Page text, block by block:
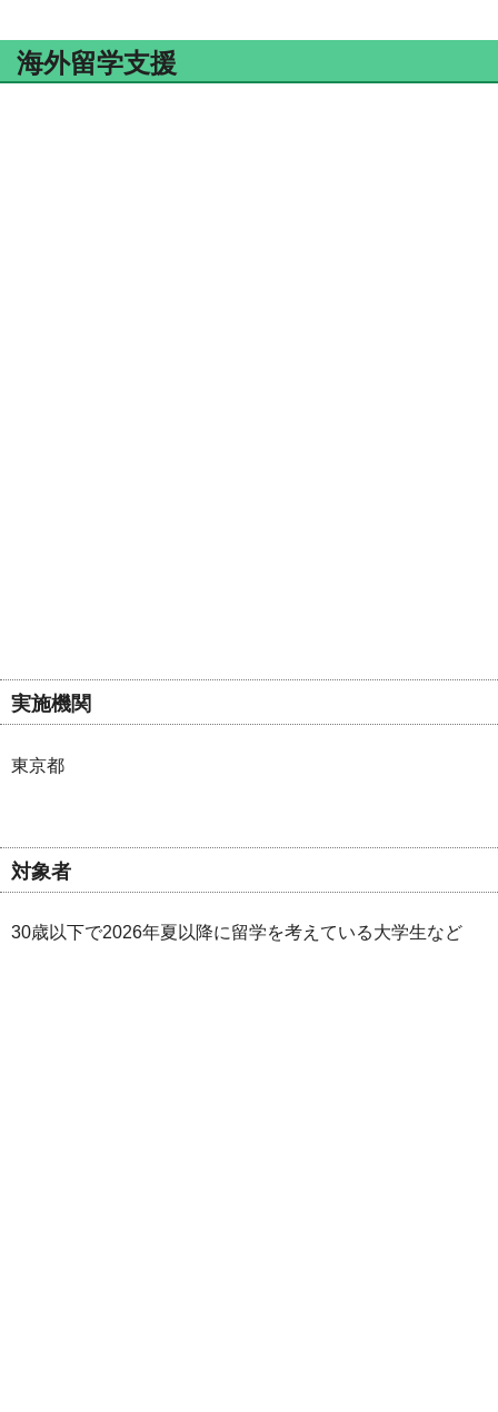
海外留学支援
実施機関
東京都
対象者
30歳以下で2026年夏以降に留学を考えている大学生など